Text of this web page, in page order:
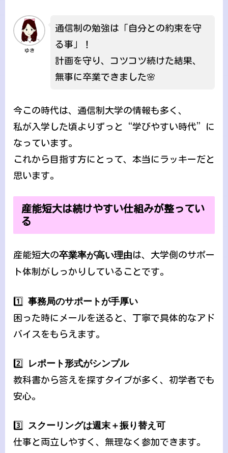
ゆき
通信制の勉強は「自分との約束を守
る事」！
計画を守り、コツコツ続けた結果、
無事に卒業できました🌸
今この時代は、通信制大学の情報も多く、
私が入学した頃よりずっと“学びやすい時代”に
なっています。
これから目指す方にとって、本当にラッキーだと
思います。
産能短大は続けやすい仕組みが整ってい
る
産能短大の卒業率が高い理由は、大学側のサポー
ト体制がしっかりしていることです。
1️⃣ 事務局のサポートが手厚い
困った時にメールを送ると、丁寧で具体的なアド
バイスをもらえます。
2️⃣ レポート形式がシンプル
教科書から答えを探すタイプが多く、初学者でも
安心。
3️⃣ スクーリングは週末＋振り替え可
仕事と両立しやすく、無理なく参加できます。